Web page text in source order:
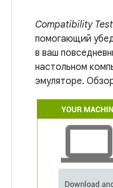
Compatibility
помогающий
в ваш
настольном
эмуляторе.